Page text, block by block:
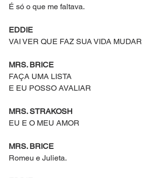
É só o que me faltava.
EDDIE
VAI VER QUE FAZ SUA VIDA MUDAR
MRS. BRICE
FAÇA UMA LISTA
E EU POSSO AVALIAR
MRS. STRAKOSH
EU E O MEU AMOR
MRS. BRICE
Romeu e Julieta.